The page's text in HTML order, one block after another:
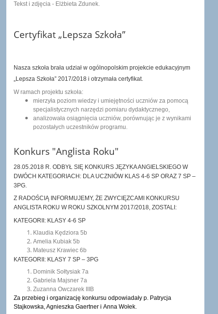
Tekst i zdjęcia - Elżbieta Zdunek.
Certyfikat „Lepsza Szkoła”
Nasza szkoła brała udział w ogólnopolskim projekcie edukacyjnym
„Lepsza Szkoła” 2017/2018 i otrzymała certyfikat.
W ramach projektu szkoła:
mierzyła poziom wiedzy i umiejętności uczniów za pomocą
specjalistycznych narzędzi pomiaru dydaktycznego,
analizowała osiągnięcia uczniów, porównując je z wynikami
pozostałych uczestników programu.
Konkurs "Anglista Roku"
28.05.2018 R. ODBYŁ SIĘ KONKURS JĘZYKA ANGIELSKIEGO W
DWÓCH KATEGORIACH: DLA UCZNIÓW KLAS 4-6 SP ORAZ 7 SP –
3PG.
Z RADOŚCIĄ INFORMUJEMY, ŻE ZWYCIĘZCAMI KONKURSU
ANGLISTA ROKU W ROKU SZKOLNYM 2017/2018, ZOSTALI:
KATEGORII: KLASY 4-6 SP
Klaudia Kędziora 5b
Amelia Kubiak 5b
Mateusz Krawiec 6b
KATEGORII: KLASY 7 SP – 3PG
Dominik Sołtysiak 7a
Gabriela Majsner 7a
Zuzanna Owczarek IIIB
Za przebieg i organizację konkursu odpowiadały p. Patrycja
Stajkowska, Agnieszka Gaertner i Anna Wołek.